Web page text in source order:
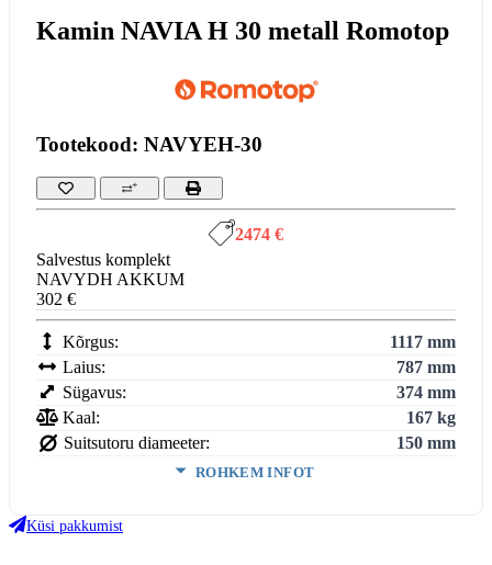
Kamin NAVIA H 30 metall Romotop
Tootekood: NAVYEH-30
2474 €
Salvestus komplekt
NAVYDH AKKUM
302 €
Kõrgus:
1117 mm
Laius:
787 mm
Sügavus:
374 mm
Kaal:
167 kg
Suitsutoru diameeter:
150 mm
ROHKEM INFOT
Kasutegur:
Küsi pakkumist